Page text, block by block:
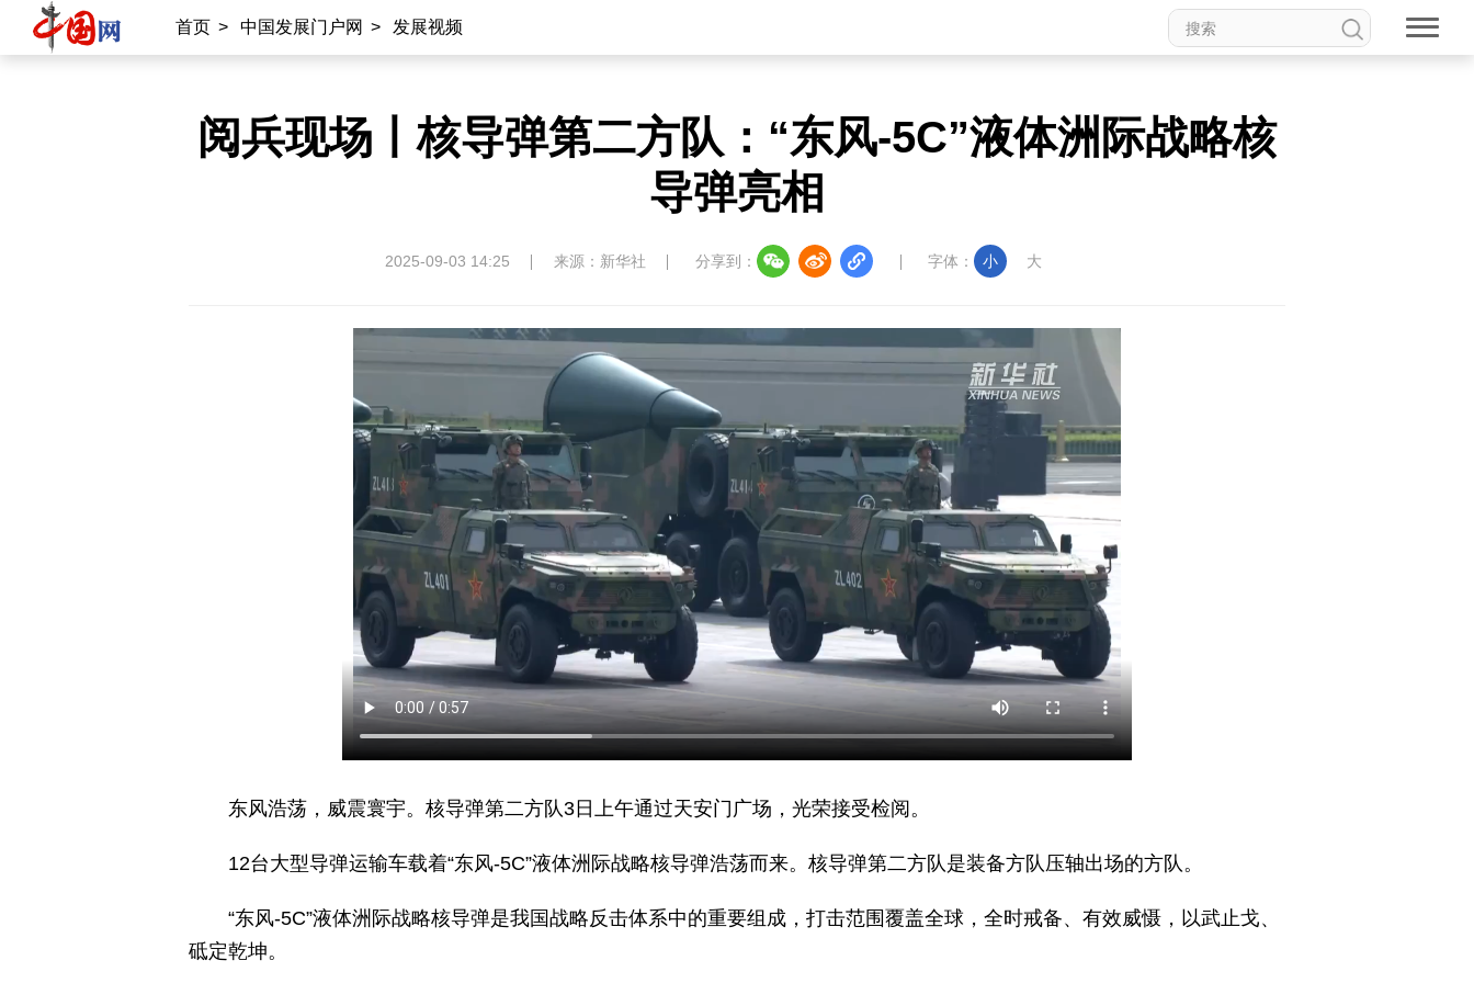
首页 > 中国发展门户网 > 发展视频
阅兵现场丨核导弹第二方队：“东风-5C”液体洲际战略核
导弹亮相
2025-09-03 14:25 来源：新华社 分享到： 字体： 小 大
东风浩荡，威震寰宇。核导弹第二方队3日上午通过天安门广场，光荣接受检阅。
12台大型导弹运输车载着“东风-5C”液体洲际战略核导弹浩荡而来。核导弹第二方队是装备方队压轴出场的方队。
“东风-5C”液体洲际战略核导弹是我国战略反击体系中的重要组成，打击范围覆盖全球，全时戒备、有效威慑，以武止戈、
砥定乾坤。